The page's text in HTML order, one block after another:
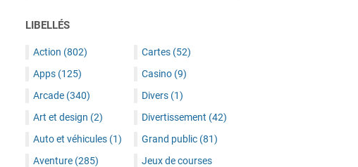
LIBELLÉS
Action (802)
Apps (125)
Arcade (340)
Art et design (2)
Auto et véhicules (1)
Aventure (285)
Cartes (52)
Casino (9)
Divers (1)
Divertissement (42)
Grand public (81)
Jeux de courses